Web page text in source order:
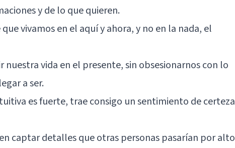
y de lo que quieren.
vivamos en el aquí y ahora, y no en la nada, el
nuestra vida en el presente, sin obsesionarnos con lo
a ser.
es fuerte, trae consigo un sentimiento de certeza
captar detalles que otras personas pasarían por alto